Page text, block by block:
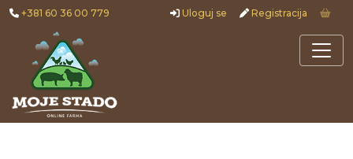
+381 60 36 00 779 Uloguj se Registracija